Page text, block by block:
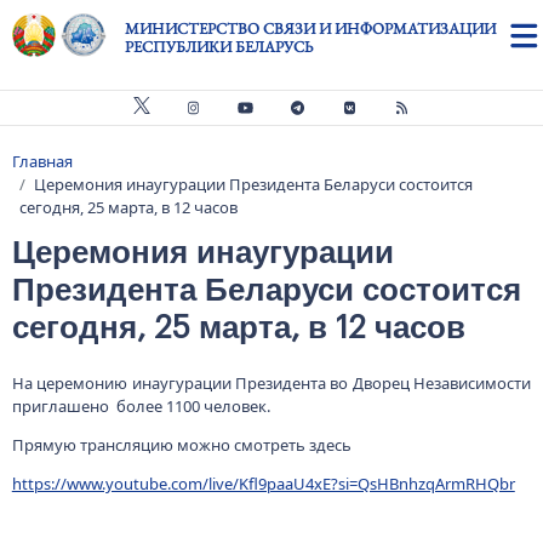
Перейти к основному содержанию
МИНИСТЕРСТВО СВЯЗИ И ИНФОРМАТИЗАЦИИ
РЕСПУБЛИКИ БЕЛАРУСЬ
Строка навигации
Главная
Церемония инаугурации Президента Беларуси состоится
сегодня, 25 марта, в 12 часов
Церемония инаугурации
Президента Беларуси состоится
сегодня, 25 марта, в 12 часов
На церемонию инаугурации Президента во Дворец Независимости
приглашено более 1100 человек.
Прямую трансляцию можно смотреть здесь
https://www.youtube.com/live/Kfl9paaU4xE?si=QsHBnhzqArmRHQbr